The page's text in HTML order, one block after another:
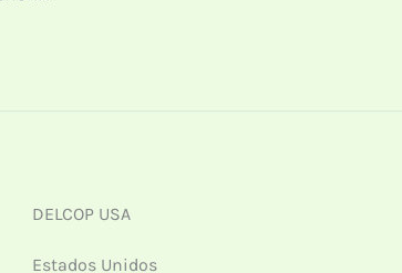
DELCOP USA
Estados Unidos